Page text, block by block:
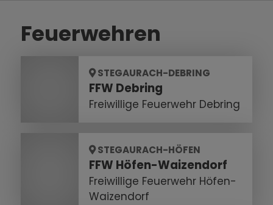
Feuerwehren
STEGAURACH-DEBRING
FFW Debring
Freiwillige Feuerwehr Debring
STEGAURACH-HÖFEN
FFW Höfen-Waizendorf
Freiwillige Feuerwehr Höfen-
Waizendorf